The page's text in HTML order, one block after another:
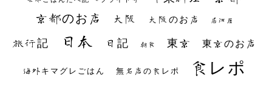
京都のお店 大阪 大阪のお店 居酒屋
旅行記 日本 日記 朝食 東京 東京のお店
海外キマグレごはん 無名店の食レポ 食レポ